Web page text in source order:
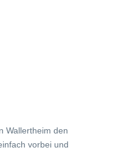
Wallertheim den
vorbei und